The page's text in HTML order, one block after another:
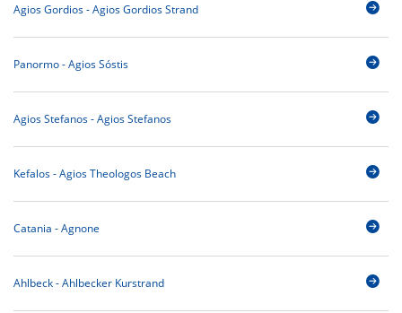
Agios Gordios - Agios Gordios Strand
Panormo - Agios Sóstis
Agios Stefanos - Agios Stefanos
Kefalos - Agios Theologos Beach
Catania - Agnone
Ahlbeck - Ahlbecker Kurstrand